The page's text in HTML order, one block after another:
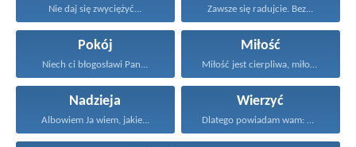
Nie daj się zwyciężyć... Zawsze się radujcie. Bez...
Pokój
Niech ci błogosławi Pan...
Miłość
Miłość jest cierpliwa, miłość...
Nadzieja
Albowiem Ja wiem, jakie...
Wierzyć
Dlatego powiadam wam: Wszystko...